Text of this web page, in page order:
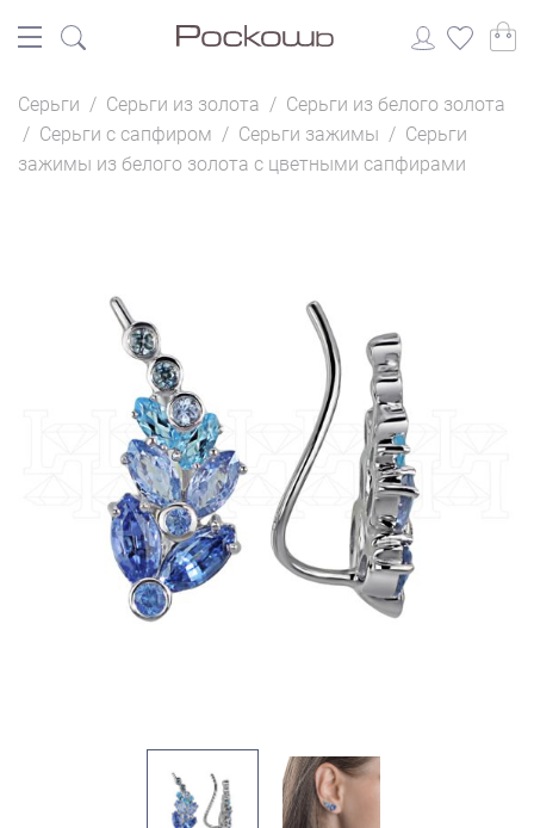
Серьги / Серьги из золота / Серьги из белого золота
/ Серьги с сапфиром / Серьги зажимы / Серьги
зажимы из белого золота с цветными сапфирами